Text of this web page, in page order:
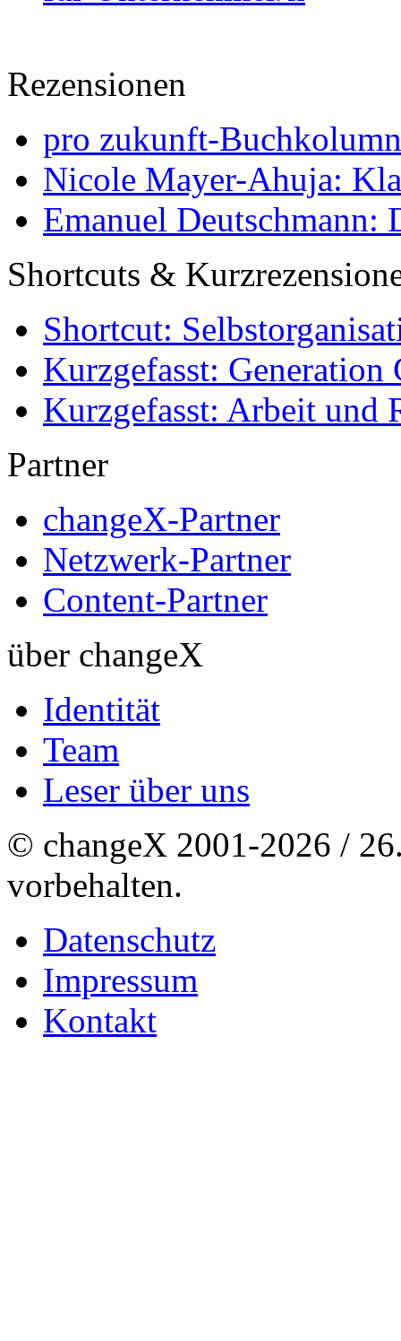
Rezensionen
pro zukunft-
Nicole Mayer-Ahuja:
Emanuel Deutschmann:
Shortcuts &
Shortcut:
Kurzgefasst: Generation
Kurzgefasst: Arbeit und
Partner
changeX-Partner
Netzwerk-Partner
Content-Partner
über changeX
Identität
Team
Leser über uns
© changeX 2001-2026 /
vorbehalten.
Datenschutz
Impressum
Kontakt